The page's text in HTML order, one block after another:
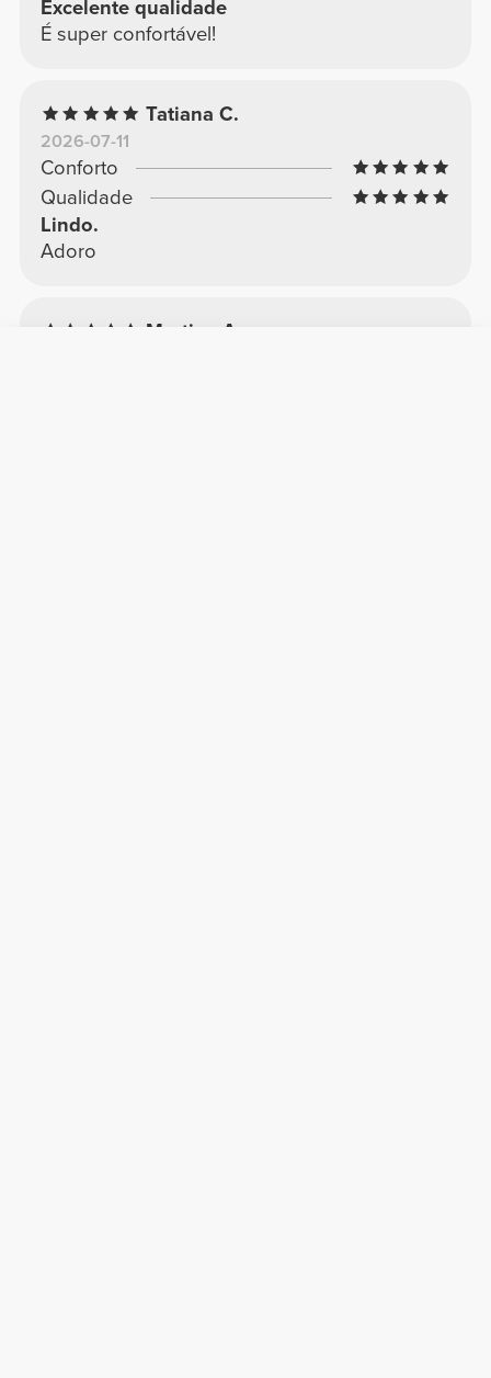
Excelente qualidade
É super confortável!
Tatiana C.
2026-07-11
Conforto
Qualidade
Lindo.
Adoro
Martina A.